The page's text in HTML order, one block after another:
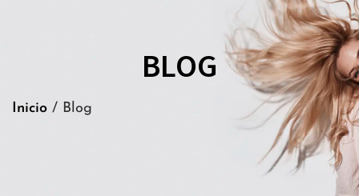
BLOG
Inicio / Blog